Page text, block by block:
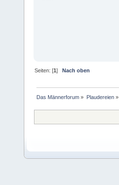
Seiten: [1] Nach oben
Das Männerforum » Plaudereien»